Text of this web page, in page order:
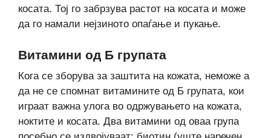
косата. Тој го забрзува растот на косата и може
да го намали нејзиното опаѓање и пукање.
Витамини од Б групата
Кога се зборува за заштита на кожата, неможе а
да не се спомнат витамините од Б групата, кои
играат важна улога во одржувањето на кожата,
ноктите и косата. Два витамини од оваа група